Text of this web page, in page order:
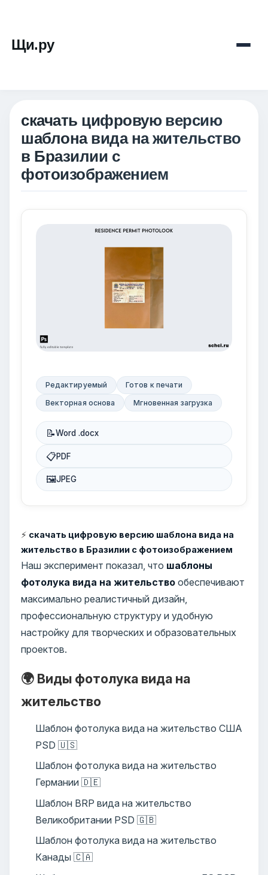
Щи.ру
скачать цифровую версию
шаблона вида на жительство
в Бразилии с
фотоизображением
Редактируемый
Готов к печати
Векторная основа
Мгновенная загрузка
📝Word .docx
📋PDF
🖼JPEG
⚡ скачать цифровую версию шаблона вида на
жительство в Бразилии с фотоизображением
Наш эксперимент показал, что шаблоны
фотолука вида на жительство обеспечивают
максимально реалистичный дизайн,
профессиональную структуру и удобную
настройку для творческих и образовательных
проектов.
🌍 Виды фотолука вида на
жительство
Шаблон фотолука вида на жительство США
PSD 🇺🇸
Шаблон фотолука вида на жительство
Германии 🇩🇪
Шаблон BRP вида на жительство
Великобритании PSD 🇬🇧
Шаблон фотолука вида на жительство
Канады 🇨🇦